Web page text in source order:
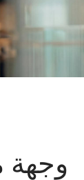
وجهة